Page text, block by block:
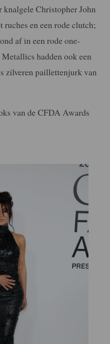
knalgele Christopher John
ruches en een rode clutch;
af in een rode one-
hadden ook een
zilveren paillettenjurk van
van de CFDA Awards